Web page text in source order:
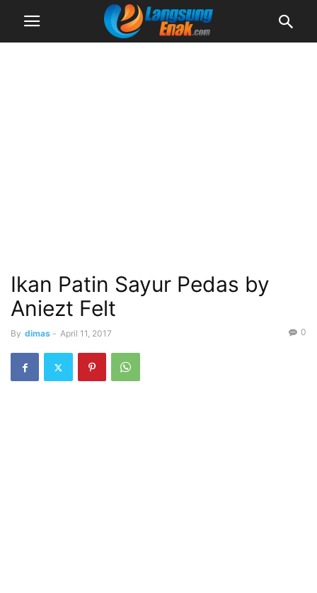
Ikan Patin Sayur Pedas by
Aniezt Felt
By dimas - April 11, 2017 0